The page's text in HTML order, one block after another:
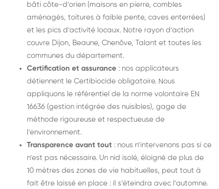
bâti côte-d’orien (maisons en pierre, combles
aménagés, toitures à faible pente, caves enterrées)
et les pics d’activité locaux. Notre rayon d’action
couvre Dijon, Beaune, Chenôve, Talant et toutes les
communes du département.
Certification et assurance : nos applicateurs
détiennent le Certibiocide obligatoire. Nous
appliquons le référentiel de la norme volontaire EN
16636 (gestion intégrée des nuisibles), gage de
méthode rigoureuse et respectueuse de
l’environnement.
Transparence avant tout : nous n’intervenons pas si ce
n’est pas nécessaire. Un nid isolé, éloigné de plus de
10 mètres des zones de vie habituelles, peut tout à
fait être laissé en place : il s’éteindra avec l’automne.